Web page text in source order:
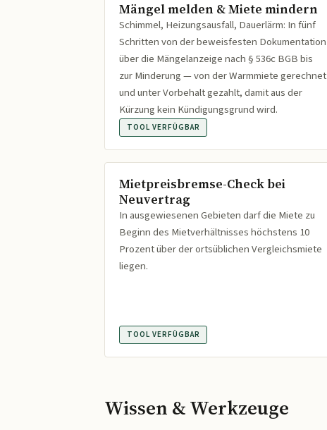
Mängel melden & Miete mindern
Schimmel, Heizungsausfall, Dauerlärm: In fünf
Schritten von der beweisfesten Dokumentation
über die Mängelanzeige nach § 536c BGB bis
zur Minderung — von der Warmmiete gerechnet
und unter Vorbehalt gezahlt, damit aus der
Kürzung kein Kündigungsgrund wird.
TOOL VERFÜGBAR
Mietpreisbremse-Check bei
Neuvertrag
In ausgewiesenen Gebieten darf die Miete zu
Beginn des Mietverhältnisses höchstens 10
Prozent über der ortsüblichen Vergleichsmiete
liegen.
TOOL VERFÜGBAR
Wissen & Werkzeuge